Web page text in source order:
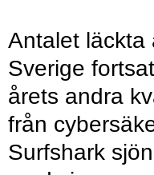
Antalet läckta
Sverige
årets andra
från
Surfshark